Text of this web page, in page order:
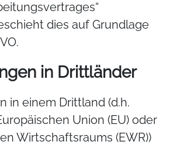
dies auf Grundlage
in Drittländer
in einem Drittland (d.h.
Union (EU) oder
Wirtschaftsraums (EWR))